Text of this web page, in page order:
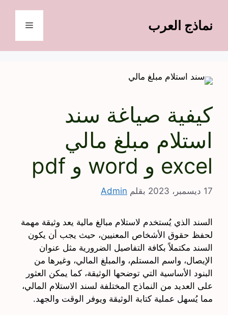
المحتوىنماذج العرب القائمة
كيفية صياغة سند
استلام مبلغ مالي
excel و word و pdf
17 ديسمبر، 2023 بقلم Admin
السند الذي يُستخدم لاستلام مبالغ مالية يعد وثيقة مهمة
لحفظ حقوق الأشخاص المعنيين، حيث يجب أن يكون
السند مكتملاً بكافة التفاصيل الضرورية مثل عنوان
الإيصال، واسم المستلم، والمبلغ المالي، وغيرها من
البنود الأساسية التي توضحها الوثيقة، كما يمكن العثور
على العديد من النماذج المختلفة لسند الاستلام المالي،
مما يُسهل عملية كتابة الوثيقة ويوفر الوقت والجهد.